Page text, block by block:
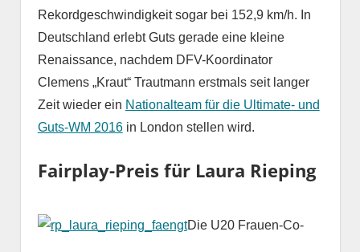
Rekordgeschwindigkeit sogar bei 152,9 km/h. In
Deutschland erlebt Guts gerade eine kleine
Renaissance, nachdem DFV-Koordinator
Clemens „Kraut“ Trautmann erstmals seit langer
Zeit wieder ein Nationalteam für die Ultimate- und
Guts-WM 2016in London stellen wird.
Fairplay-Preis für Laura Rieping
Die U20 Frauen-Co-